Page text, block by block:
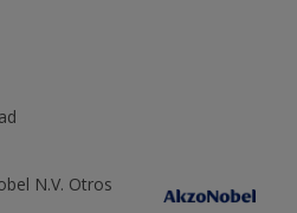
N.V. Otros